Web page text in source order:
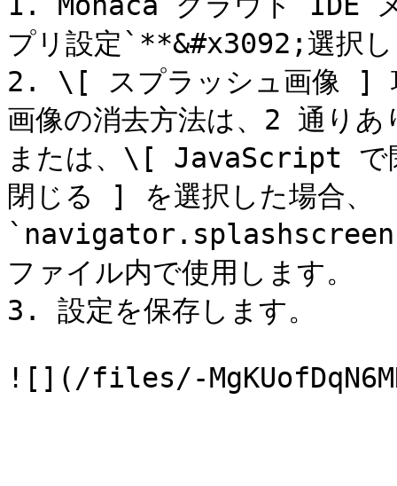
プリ設定`**&#x3092;選択し
2. \[ スプラッシュ画像 ] 項
画像の消去方法は、2 通
または、\[ JavaScript
閉じる ] を選択した場合、
ファイル内で使用します。
3. 設定を保存します。